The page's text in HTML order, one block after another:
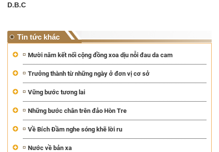
D.B.C
Tin tức khác
Mười năm kết nối cộng đồng xoa dịu nỗi đau da cam
Trưởng thành từ những ngày ở đơn vị cơ sở
Vững bước tương lai
Những bước chân trên đảo Hòn Tre
Về Bích Đầm nghe sóng khẽ lời ru
Nước về bản xa